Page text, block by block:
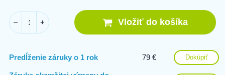
–
+ Vložiť do košíka
Predĺženie záruky o 1 rok 79 € Dokúpiť